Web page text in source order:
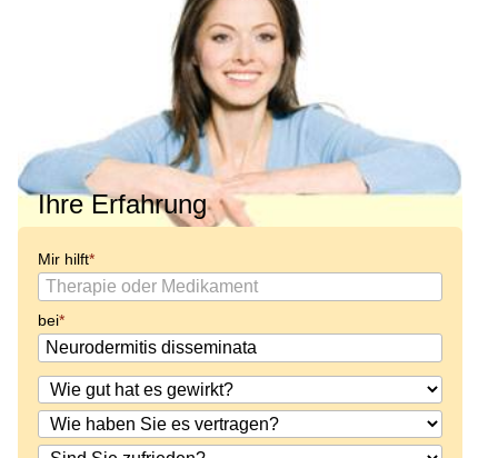
Ihre Erfahrung
Mir hilft
bei